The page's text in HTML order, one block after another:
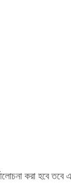
করা হবে তবে